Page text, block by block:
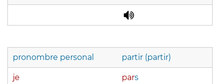
pronombre personal partir (partir)
je pars